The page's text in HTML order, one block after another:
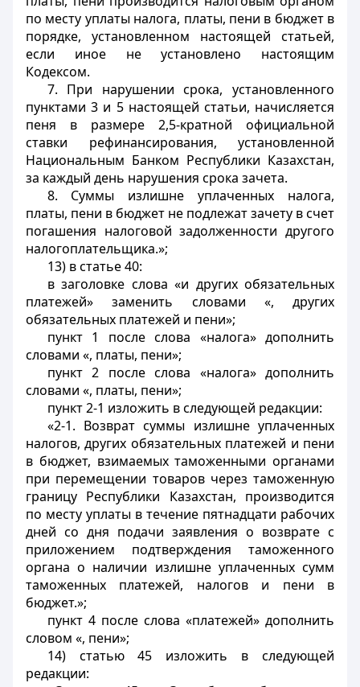
по месту уплаты налога, платы, пени в бюджет в
порядке, установленном настоящей статьей,
если иное не установлено настоящим
Кодексом.
7. При нарушении срока, установленного
пунктами 3 и 5 настоящей статьи, начисляется
пеня в размере 2,5-кратной официальной
ставки рефинансирования, установленной
Национальным Банком Республики Казахстан,
за каждый день нарушения срока зачета.
8. Суммы излишне уплаченных налога,
платы, пени в бюджет не подлежат зачету в счет
погашения налоговой задолженности другого
налогоплательщика.»;
13) в статье 40:
в заголовке слова «и других обязательных
платежей» заменить словами «, других
обязательных платежей и пени»;
пункт 1 после слова «налога» дополнить
словами «, платы, пени»;
пункт 2 после слова «налога» дополнить
словами «, платы, пени»;
пункт 2-1 изложить в следующей редакции:
«2-1. Возврат суммы излишне уплаченных
налогов, других обязательных платежей и пени
в бюджет, взимаемых таможенными органами
при перемещении товаров через таможенную
границу Республики Казахстан, производится
по месту уплаты в течение пятнадцати рабочих
дней со дня подачи заявления о возврате с
приложением подтверждения таможенного
органа о наличии излишне уплаченных сумм
таможенных платежей, налогов и пени в
бюджет.»;
пункт 4 после слова «платежей» дополнить
словом «, пени»;
14) статью 45 изложить в следующей
редакции: